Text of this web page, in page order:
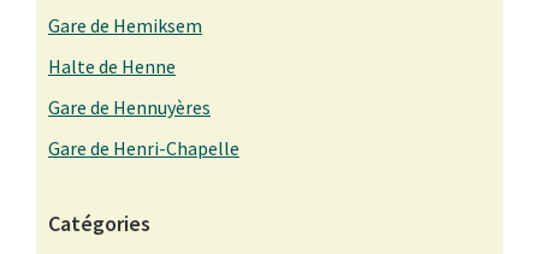
Gare de Hemiksem
Halte de Henne
Gare de Hennuyères
Gare de Henri-Chapelle
Catégories